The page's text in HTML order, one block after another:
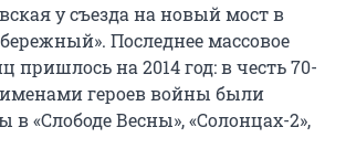
у съезда на новый мост в
Последнее массовое
пришлось на 2014 год: в честь 70-
героев войны были
«Слободе Весны», «Солонцах-2»,